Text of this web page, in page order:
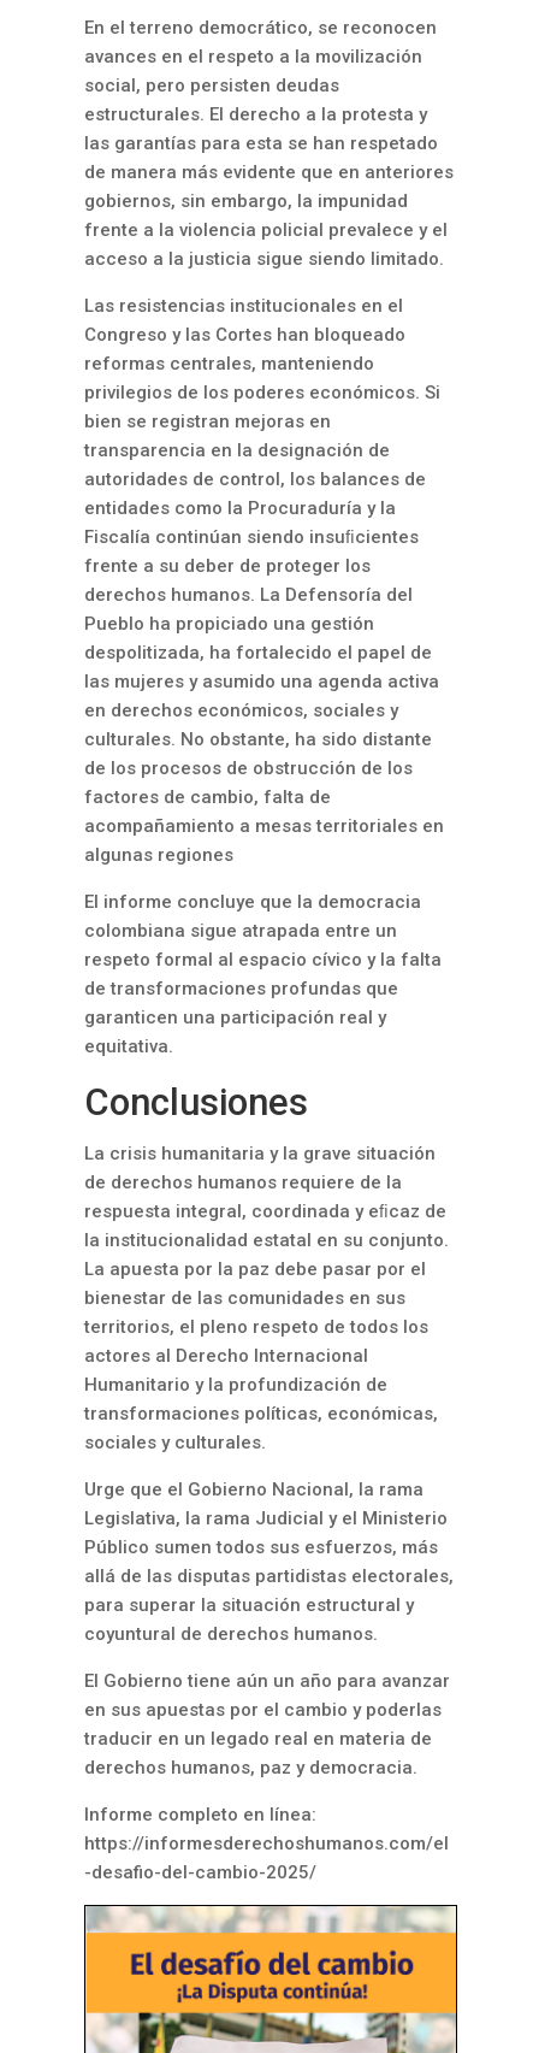
En el terreno democrático, se reconocen
avances en el respeto a la movilización
social, pero persisten deudas
estructurales. El derecho a la protesta y
las garantías para esta se han respetado
de manera más evidente que en anteriores
gobiernos, sin embargo, la impunidad
frente a la violencia policial prevalece y el
acceso a la justicia sigue siendo limitado.
Las resistencias institucionales en el
Congreso y las Cortes han bloqueado
reformas centrales, manteniendo
privilegios de los poderes económicos. Si
bien se registran mejoras en
transparencia en la designación de
autoridades de control, los balances de
entidades como la Procuraduría y la
Fiscalía continúan siendo insuﬁcientes
frente a su deber de proteger los
derechos humanos. La Defensoría del
Pueblo ha propiciado una gestión
despolitizada, ha fortalecido el papel de
las mujeres y asumido una agenda activa
en derechos económicos, sociales y
culturales. No obstante, ha sido distante
de los procesos de obstrucción de los
factores de cambio, falta de
acompañamiento a mesas territoriales en
algunas regiones
El informe concluye que la democracia
colombiana sigue atrapada entre un
respeto formal al espacio cívico y la falta
de transformaciones profundas que
garanticen una participación real y
equitativa.
Conclusiones
La crisis humanitaria y la grave situación
de derechos humanos requiere de la
respuesta integral, coordinada y eﬁcaz de
la institucionalidad estatal en su conjunto.
La apuesta por la paz debe pasar por el
bienestar de las comunidades en sus
territorios, el pleno respeto de todos los
actores al Derecho Internacional
Humanitario y la profundización de
transformaciones políticas, económicas,
sociales y culturales.
Urge que el Gobierno Nacional, la rama
Legislativa, la rama Judicial y el Ministerio
Público sumen todos sus esfuerzos, más
allá de las disputas partidistas electorales,
para superar la situación estructural y
coyuntural de derechos humanos.
El Gobierno tiene aún un año para avanzar
en sus apuestas por el cambio y poderlas
traducir en un legado real en materia de
derechos humanos, paz y democracia.
Informe completo en línea:
https://informesderechoshumanos.com/el
-desafio-del-cambio-2025/